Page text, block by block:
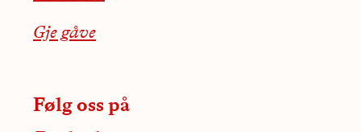
Gje gåve
Følg oss på